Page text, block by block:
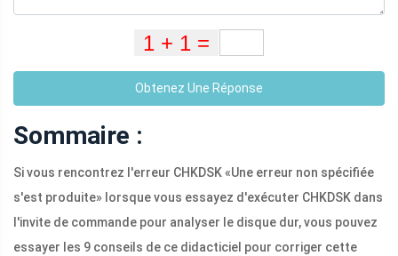
Obtenez Une Réponse
Sommaire :
Si vous rencontrez l'erreur CHKDSK «Une erreur non spécifiée
s'est produite» lorsque vous essayez d'exécuter CHKDSK dans
l'invite de commande pour analyser le disque dur, vous pouvez
essayer les 9 conseils de ce didacticiel pour corriger cette